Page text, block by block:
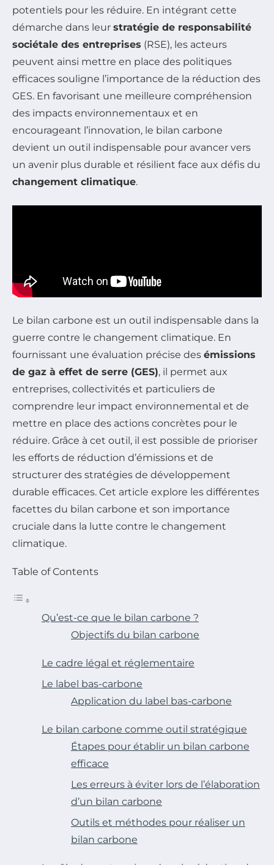
potentiels pour les réduire. En intégrant cette
démarche dans leur stratégie de responsabilité
sociétale des entreprises (RSE), les acteurs
peuvent ainsi mettre en place des politiques
efficaces souligne l’importance de la réduction des
GES. En favorisant une meilleure compréhension
des impacts environnementaux et en
encourageant l’innovation, le bilan carbone
devient un outil indispensable pour avancer vers
un avenir plus durable et résilient face aux défis du
changement climatique.
Le bilan carbone est un outil indispensable dans la
guerre contre le changement climatique. En
fournissant une évaluation précise des émissions
de gaz à effet de serre (GES), il permet aux
entreprises, collectivités et particuliers de
comprendre leur impact environnemental et de
mettre en place des actions concrètes pour le
réduire. Grâce à cet outil, il est possible de prioriser
les efforts de réduction d’émissions et de
structurer des stratégies de développement
durable efficaces. Cet article explore les différentes
facettes du bilan carbone et son importance
cruciale dans la lutte contre le changement
climatique.
Table of Contents
Qu’est-ce que le bilan carbone ?
Objectifs du bilan carbone
Le cadre légal et réglementaire
Le label bas-carbone
Application du label bas-carbone
Le bilan carbone comme outil stratégique
Étapes pour établir un bilan carbone
efficace
Les erreurs à éviter lors de l’élaboration
d’un bilan carbone
Outils et méthodes pour réaliser un
bilan carbone